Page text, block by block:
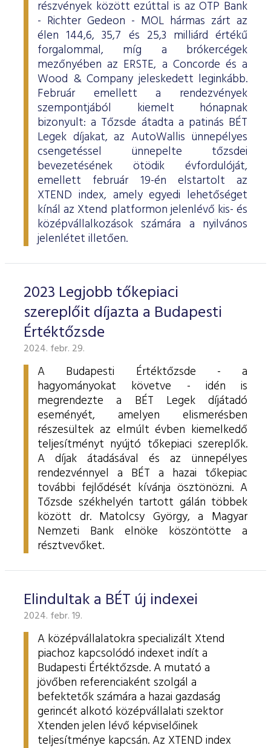
részvények között ezúttal is az OTP Bank
- Richter Gedeon - MOL hármas zárt az
élen 144,6, 35,7 és 25,3 milliárd értékű
forgalommal, míg a brókercégek
mezőnyében az ERSTE, a Concorde és a
Wood & Company jeleskedett leginkább.
Február emellett a rendezvények
szempontjából kiemelt hónapnak
bizonyult: a Tőzsde átadta a patinás BÉT
Legek díjakat, az AutoWallis ünnepélyes
csengetéssel ünnepelte tőzsdei
bevezetésének ötödik évfordulóját,
emellett február 19-én elstartolt az
XTEND index, amely egyedi lehetőséget
kínál az Xtend platformon jelenlévő kis- és
középvállalkozások számára a nyilvános
jelenlétet illetően.
2023 Legjobb tőkepiaci
szereplőit díjazta a Budapesti
Értéktőzsde
2024. febr. 29.
A Budapesti Értéktőzsde - a
hagyományokat követve - idén is
megrendezte a BÉT Legek díjátadó
eseményét, amelyen elismerésben
részesültek az elmúlt évben kiemelkedő
teljesítményt nyújtó tőkepiaci szereplők.
A díjak átadásával és az ünnepélyes
rendezvénnyel a BÉT a hazai tőkepiac
további fejlődését kívánja ösztönözni. A
Tőzsde székhelyén tartott gálán többek
között dr. Matolcsy György, a Magyar
Nemzeti Bank elnöke köszöntötte a
résztvevőket.
Elindultak a BÉT új indexei
2024. febr. 19.
A középvállalatokra specializált Xtend
piachoz kapcsolódó indexet indít a
Budapesti Értéktőzsde. A mutató a
jövőben referenciaként szolgál a
befektetők számára a hazai gazdaság
gerincét alkotó középvállalati szektor
Xtenden jelen lévő képviselőinek
teljesítménye kapcsán. Az XTEND index